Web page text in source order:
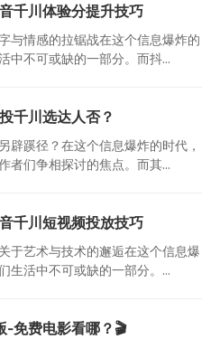
千川体验分提升技巧
与情感的拉锯战在这个信息爆炸的
中不可或缺的一部分。而抖...
千川选达人否？
辟蹊径？在这个信息爆炸的时代，
者们争相探讨的焦点。而其...
千川短视频投放技巧
于艺术与技术的邂逅在这个信息爆
生活中不可或缺的一部分。...
-免费电影看哪？🎬